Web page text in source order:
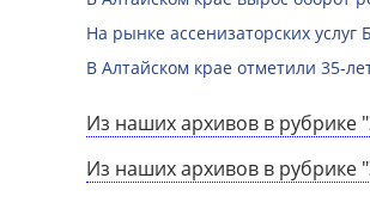
На рынке ассенизаторских
В Алтайском крае отметили 35-
Из наших архивов в рубрике
Из наших архивов в рубрике